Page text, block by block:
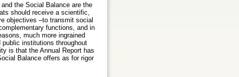
the Social Balance are the
should receive a scientific,
objectives –to transmit social
functions, and in
much more ingrained
institutions throughout
is that the Annual Report has
Balance offers as for rigor